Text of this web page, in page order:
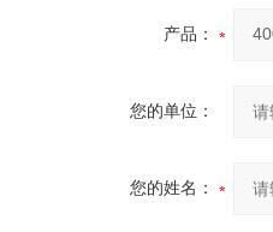
产品：
您的单位：
您的姓名：